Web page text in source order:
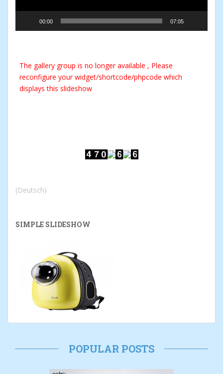
00:00 07:05
The gallery group is no longer available , Please
reconfigure your widget/shortcode/phpcode which
displays this slideshow
(Deutsch)
SIMPLE SLIDESHOW
POPULAR POSTS